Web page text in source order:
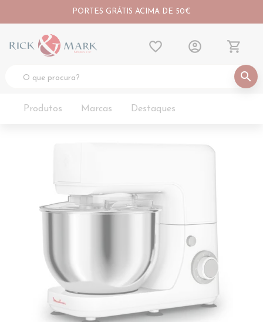
PORTES GRÁTIS ACIMA DE 50€
search
favorite_border account_circle shopping_cart
Produtos Marcas Destaques